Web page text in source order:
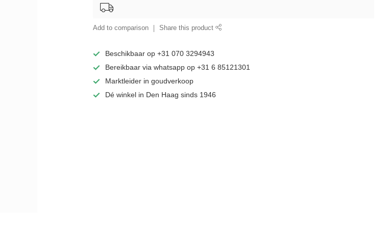
Add to comparison Share this product
Beschikbaar op +31 070 3294943
Bereikbaar via whatsapp op +31 6 85121301
Marktleider in goudverkoop
Dé winkel in Den Haag sinds 1946